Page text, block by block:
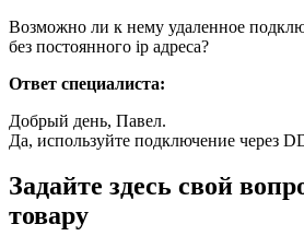
Возможно ли к нему удаленное
без постоянного ip адреса?
Ответ специалиста:
Добрый день, Павел.
Да, используйте подключение через
Задайте здесь свой
товару